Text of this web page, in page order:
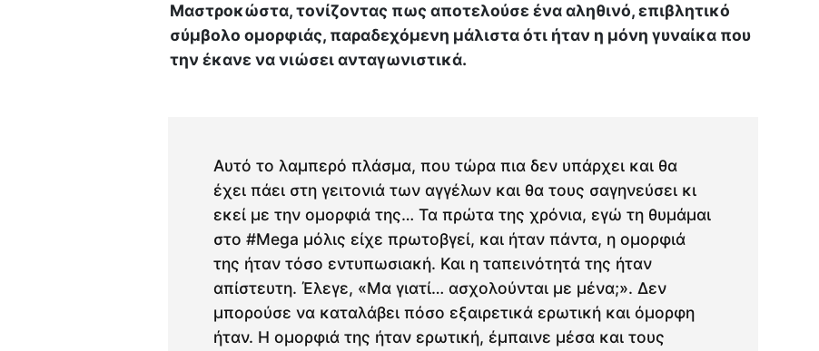
Μαστροκώστα, τονίζοντας πως αποτελούσε ένα αληθινό, επιβλητικό
σύμβολο ομορφιάς, παραδεχόμενη μάλιστα ότι ήταν η μόνη γυναίκα που
την έκανε να νιώσει ανταγωνιστικά.
Αυτό το λαμπερό πλάσμα, που τώρα πια δεν υπάρχει και θα
έχει πάει στη γειτονιά των αγγέλων και θα τους σαγηνεύσει κι
εκεί με την ομορφιά της… Τα πρώτα της χρόνια, εγώ τη θυμάμαι
στο #Mega μόλις είχε πρωτοβγεί, και ήταν πάντα, η ομορφιά
της ήταν τόσο εντυπωσιακή. Και η ταπεινότητά της ήταν
απίστευτη. Έλεγε, «Μα γιατί… ασχολούνται με μένα;». Δεν
μπορούσε να καταλάβει πόσο εξαιρετικά ερωτική και όμορφη
ήταν. Η ομορφιά της ήταν ερωτική, έμπαινε μέσα και τους